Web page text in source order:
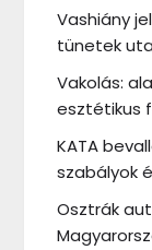
Vashiány
tünetek
Vakolás:
esztétikus
KATA
szabályok
Osztrák